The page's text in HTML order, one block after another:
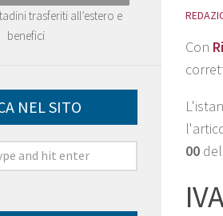
Con
00
trasferiti all’estero e
benefici
NEL SITO